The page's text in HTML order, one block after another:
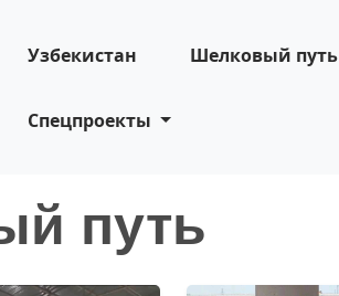
Узбекистан Шелковый путь
Спецпроекты
путь